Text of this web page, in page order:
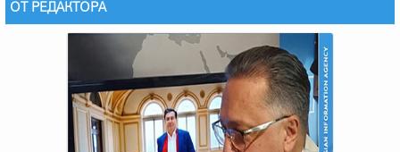
ОТ РЕДАКТОРА